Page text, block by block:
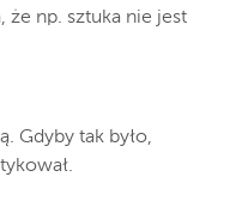
że np. sztuka nie jest
Gdyby tak było,